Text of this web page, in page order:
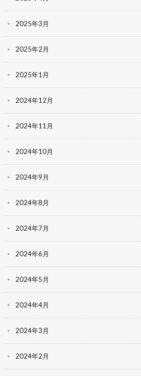
2025年3月
2025年2月
2025年1月
2024年12月
2024年11月
2024年10月
2024年9月
2024年8月
2024年7月
2024年6月
2024年5月
2024年4月
2024年3月
2024年2月